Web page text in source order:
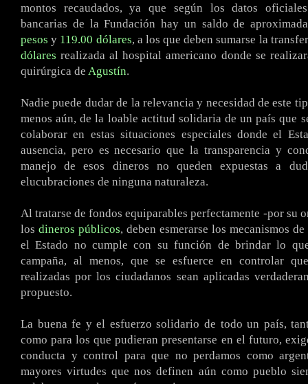
montos recaudados, ya que según los datos
bancarias de la Fundación hay un saldo de
pesos y 119.00 dólares, a los que deben sumarse la
dólares realizada al hospital americano donde se
quirúrgica de Agustín.
Nadie puede dudar de la relevancia y necesidad de este
menos aún, de la loable actitud solidaria de un país que
colaborar en estas situaciones especiales donde el
ausencia, pero es necesario que la transparencia y
manejo de esos dineros no queden expuestas a
elucubraciones de ninguna naturaleza.
Al tratarse de fondos equiparables perfectamente -por su
los dineros públicos, deben esmerarse los mecanismos
el Estado no cumple con su función de brindar lo
campaña, al menos, que se esfuerce en controlar
realizadas por los ciudadanos sean aplicadas
propuesto.
La buena fe y el esfuerzo solidario de todo un país,
como para los que pudieran presentarse en el futuro,
conducta y control para que no perdamos como
mayores virtudes que nos definen aún como pueblo